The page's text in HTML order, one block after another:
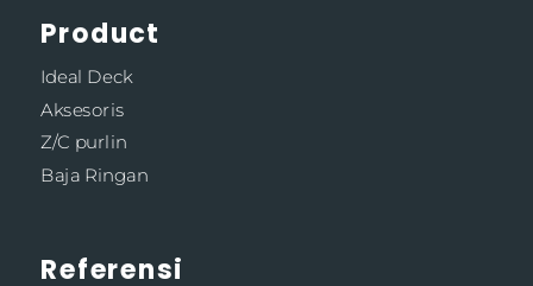
Product
Ideal Deck
Aksesoris
Z/C purlin
Baja Ringan
Referensi